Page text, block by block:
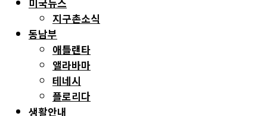
지구촌소식
동남부
애틀랜타
앨라바마
테네시
플로리다
생활안내